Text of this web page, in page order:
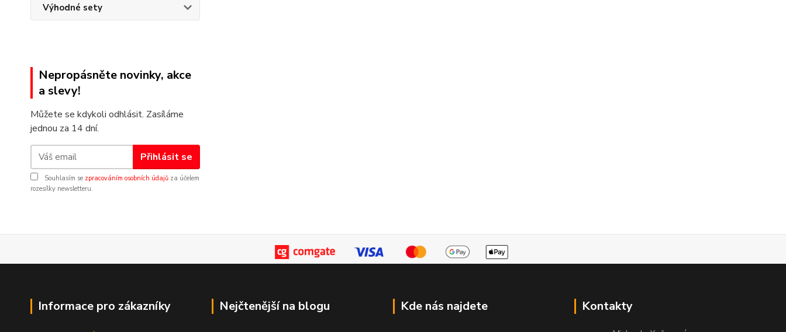
Výhodné sety
Nepropásněte novinky, akce
a slevy!
Můžete se kdykoli odhlásit. Zasíláme
jednou za 14 dní.
Přihlásit se
Souhlasím se zpracováním osobních údajů za účelem
rozesílky newsletteru.
Informace pro zákazníky Nejčtenější na blogu Kde nás najdete Kontakty